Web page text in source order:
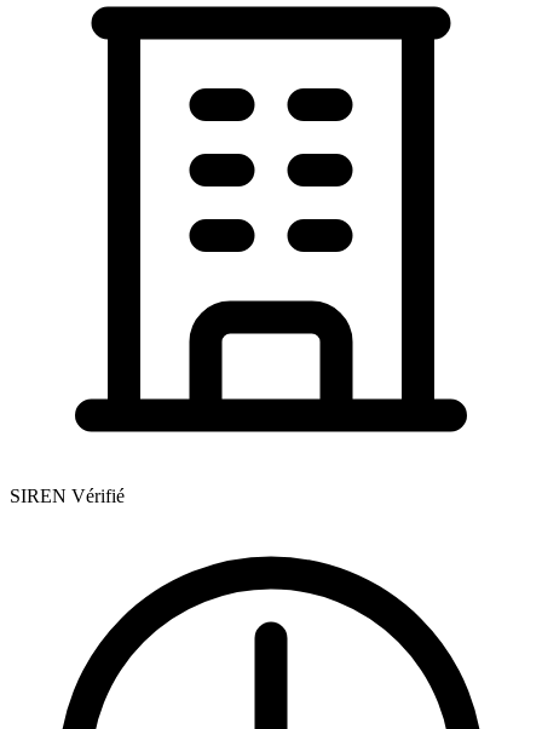
SIREN Vérifié